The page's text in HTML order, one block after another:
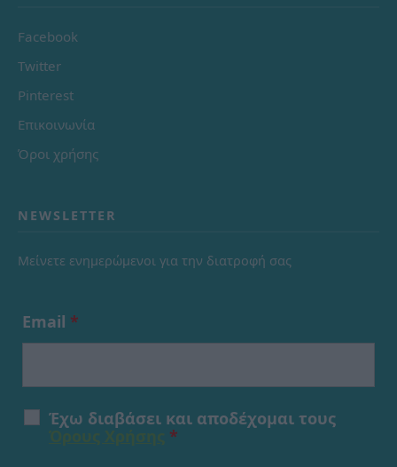
Facebook
Twitter
Pinterest
Επικοινωνία
Όροι χρήσης
NEWSLETTER
Μείνετε ενημερώμενοι για την διατροφή σας
Email *
Έχω διαβάσει και αποδέχομαι τους
*